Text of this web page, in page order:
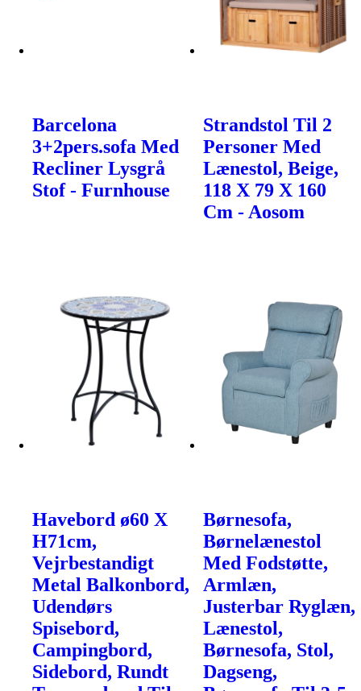
Barcelona
3+2pers.sofa Med
Recliner Lysgrå
Stof - Furnhouse
Strandstol Til 2
Personer Med
Lænestol, Beige,
118 X 79 X 160
Cm - Aosom
Havebord ø60 X
H71cm,
Vejrbestandigt
Metal Balkonbord,
Udendørs
Spisebord,
Campingbord,
Sidebord, Rundt
Børnesofa,
Børnelænestol
Med Fodstøtte,
Armlæn,
Justerbar Ryglæn,
Lænestol,
Børnesofa, Stol,
Dagseng,